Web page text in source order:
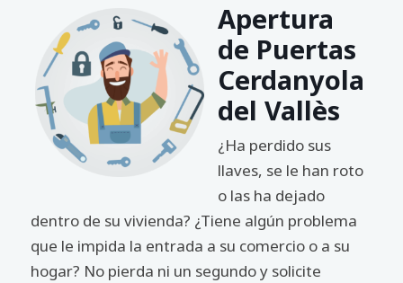
Apertura
de Puertas
Cerdanyola
del Vallès
¿Ha perdido sus
llaves, se le han roto
o las ha dejado
dentro de su vivienda? ¿Tiene algún problema
que le impida la entrada a su comercio o a su
hogar? No pierda ni un segundo y solicite